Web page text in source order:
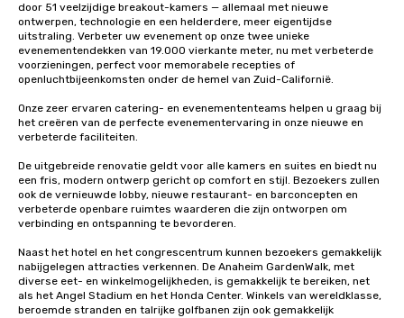
door 51 veelzijdige breakout-kamers — allemaal met nieuwe
ontwerpen, technologie en een helderdere, meer eigentijdse
uitstraling. Verbeter uw evenement op onze twee unieke
evenementendekken van 19.000 vierkante meter, nu met verbeterde
voorzieningen, perfect voor memorabele recepties of
openluchtbijeenkomsten onder de hemel van Zuid-Californië.
Onze zeer ervaren catering- en evenemententeams helpen u graag bij
het creëren van de perfecte evenementervaring in onze nieuwe en
verbeterde faciliteiten.
De uitgebreide renovatie geldt voor alle kamers en suites en biedt nu
een fris, modern ontwerp gericht op comfort en stijl. Bezoekers zullen
ook de vernieuwde lobby, nieuwe restaurant- en barconcepten en
verbeterde openbare ruimtes waarderen die zijn ontworpen om
verbinding en ontspanning te bevorderen.
Naast het hotel en het congrescentrum kunnen bezoekers gemakkelijk
nabijgelegen attracties verkennen. De Anaheim GardenWalk, met
diverse eet- en winkelmogelijkheden, is gemakkelijk te bereiken, net
als het Angel Stadium en het Honda Center. Winkels van wereldklasse,
beroemde stranden en talrijke golfbanen zijn ook gemakkelijk